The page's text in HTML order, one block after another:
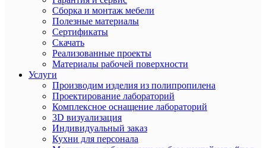
Сборка и монтаж мебели
Полезные материалы
Сертификаты
Скачать
Реализованные проекты
Материалы рабочей поверхности
Услуги
Производим изделия из полипропилена
Проектирование лабораторий
Комплексное оснащение лабораторий
3D визуализация
Индивидуальный заказ
Кухни для персонала